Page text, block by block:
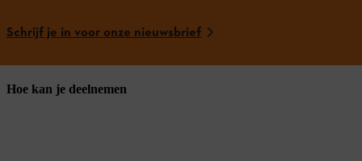
Schrijf je in voor onze nieuwsbrief
Hoe kan je deelnemen